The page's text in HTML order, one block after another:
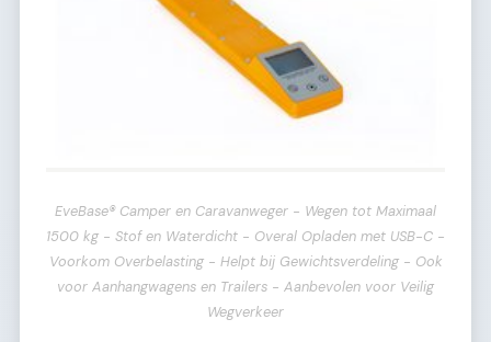
EveBase® Camper en Caravanweger - Wegen tot Maximaal
1500 kg - Stof en Waterdicht - Overal Opladen met USB-C -
Voorkom Overbelasting - Helpt bij Gewichtsverdeling - Ook
voor Aanhangwagens en Trailers - Aanbevolen voor Veilig
Wegverkeer